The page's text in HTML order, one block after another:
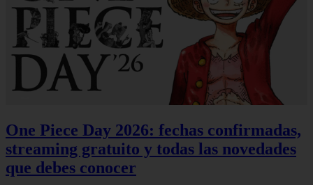
One Piece Day 2026: fechas confirmadas,
streaming gratuito y todas las novedades
que debes conocer